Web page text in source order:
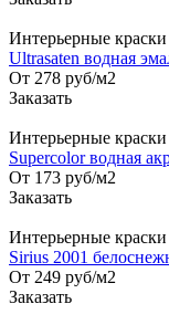
Интерьерные краски
Ultrasaten водная
От 278 руб/м2
Заказать
Интерьерные краски
Supercolor водная
От 173 руб/м2
Заказать
Интерьерные краски
Sirius 2001
От 249 руб/м2
Заказать